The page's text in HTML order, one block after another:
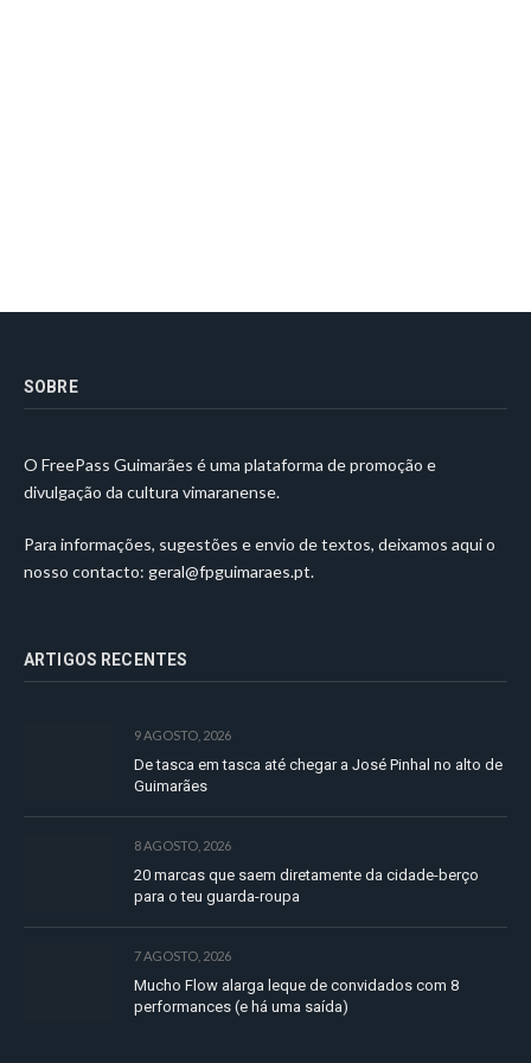
SOBRE
O FreePass Guimarães é uma plataforma de promoção e
divulgação da cultura vimaranense.
Para informações, sugestões e envio de textos, deixamos aqui o
nosso contacto: geral@fpguimaraes.pt.
ARTIGOS RECENTES
9 AGOSTO, 2026
De tasca em tasca até chegar a José Pinhal no alto de
Guimarães
8 AGOSTO, 2026
20 marcas que saem diretamente da cidade-berço
para o teu guarda-roupa
7 AGOSTO, 2026
Mucho Flow alarga leque de convidados com 8
performances (e há uma saída)